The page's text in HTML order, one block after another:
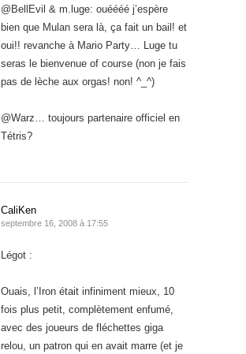
@BellEvil & m.luge: ouéééé j’espère
bien que Mulan sera là, ça fait un bail! et
oui!! revanche à Mario Party… Luge tu
seras le bienvenue of course (non je fais
pas de lèche aux orgas! non! ^_^)
@Warz… toujours partenaire officiel en
Tétris?
CaliKen
septembre 16, 2008 à 17:55
Légot :
Ouais, l’Iron était infiniment mieux, 10
fois plus petit, complètement enfumé,
avec des joueurs de fléchettes giga
relou, un patron qui en avait marre (et je